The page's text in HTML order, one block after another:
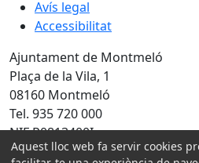
Avís legal
Accessibilitat
Ajuntament de Montmeló
Plaça de la Vila, 1
08160 Montmeló
Tel. 935 720 000
NIF P0813400I
Aquest lloc web fa servir cookies